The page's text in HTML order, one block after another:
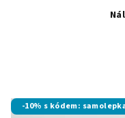
-10% s kódem: